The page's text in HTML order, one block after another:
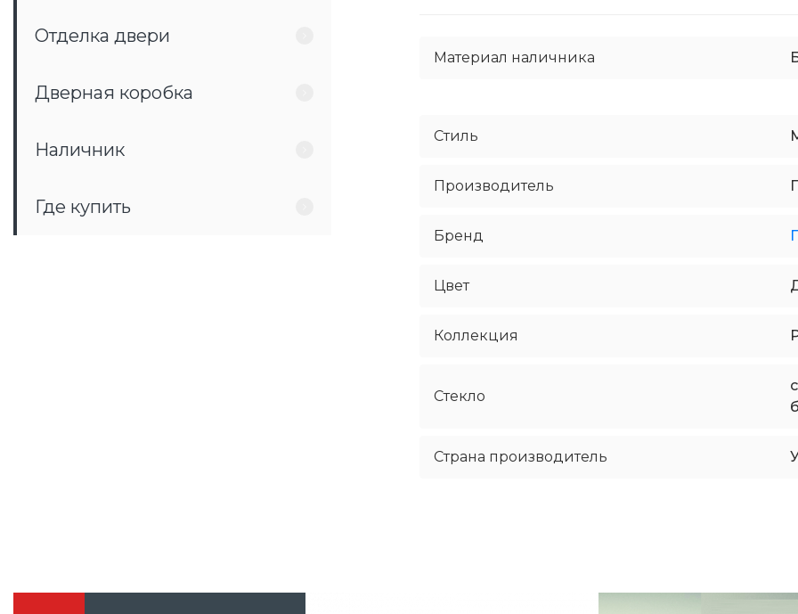
Отделка двери
Дверная коробка
Наличник
Где купить
Материал наличника
Стиль
Производитель
Бренд
Цвет
Коллекция
Стекло
Страна производитель